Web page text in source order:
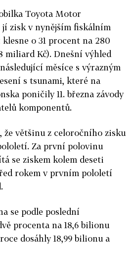
Toyota Motor
jí zisk v nynějším fiskálním
o 31 procent na 280
miliard Kč). Dnešní výhled
měsíce s výrazným
s tsunami, které na
poničily 11. března závody
komponentů.
že většinu z celoročního zisku
Za první polovinu
se ziskem kolem deseti
rokem v prvním pololetí
se podle poslední
procenta na 18,6 bilionu
dosáhly 18,99 bilionu a